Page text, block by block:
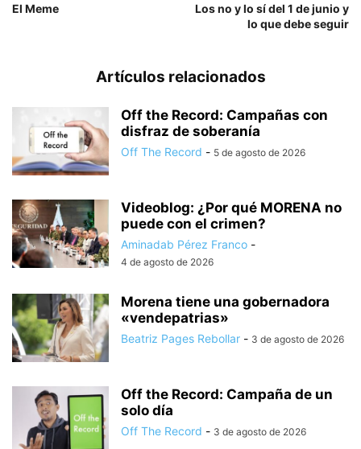
El Meme
Los no y lo sí del 1 de junio y
lo que debe seguir
Artículos relacionados
Off the Record: Campañas con
disfraz de soberanía
Off The Record - 5 de agosto de 2026
Videoblog: ¿Por qué MORENA no
puede con el crimen?
Aminadab Pérez Franco -
4 de agosto de 2026
Morena tiene una gobernadora
«vendepatrias»
Beatriz Pages Rebollar - 3 de agosto de 2026
Off the Record: Campaña de un
solo día
Off The Record - 3 de agosto de 2026